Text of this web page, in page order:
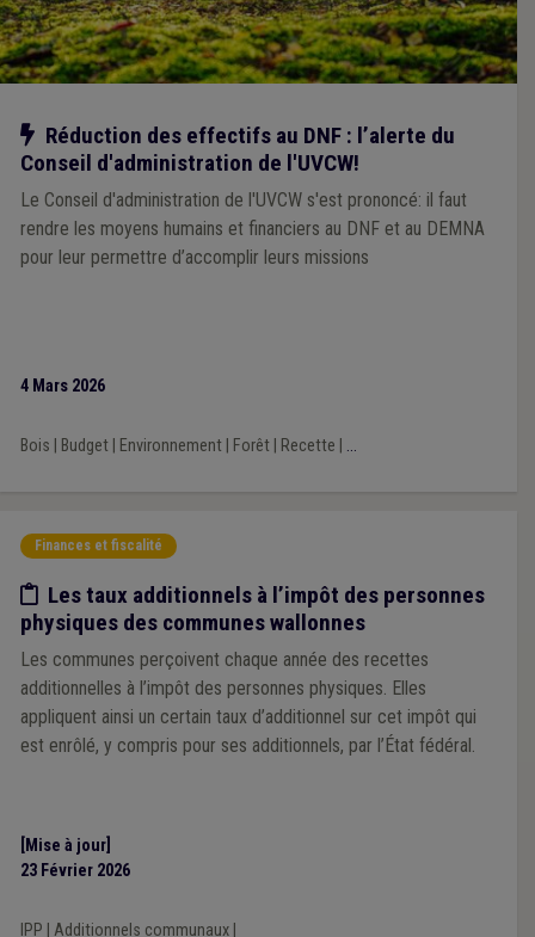
Notre action
Réduction des effectifs au DNF : l’alerte du
Conseil d'administration de l'UVCW!
Le Conseil d'administration de l'UVCW s'est prononcé: il faut
rendre les moyens humains et financiers au DNF et au DEMNA
pour leur permettre d’accomplir leurs missions
4 Mars 2026
Bois Budget| Environnement| Forêt| Recette ...
Finances et fiscalité
Etude/chiffres
Les taux additionnels à l’impôt des personnes
physiques des communes wallonnes
Les communes perçoivent chaque année des recettes
additionnelles à l’impôt des personnes physiques. Elles
appliquent ainsi un certain taux d’additionnel sur cet impôt qui
est enrôlé, y compris pour ses additionnels, par l’État fédéral.
[Mise à jour]
23 Février 2026
IPP Additionnels communaux|